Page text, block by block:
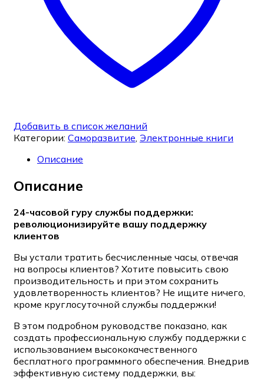
Добавить в список желаний
Категории: Саморазвитие, Электронные книги
Описание
Описание
24-часовой гуру службы поддержки:
революционизируйте вашу поддержку
клиентов
Вы устали тратить бесчисленные часы, отвечая
на вопросы клиентов? Хотите повысить свою
производительность и при этом сохранить
удовлетворенность клиентов? Не ищите ничего,
кроме круглосуточной службы поддержки!
В этом подробном руководстве показано, как
создать профессиональную службу поддержки с
использованием высококачественного
бесплатного программного обеспечения. Внедрив
эффективную систему поддержки, вы: